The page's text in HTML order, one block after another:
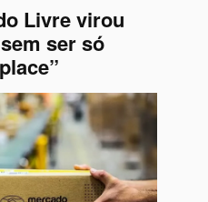
Livre virou
ser só